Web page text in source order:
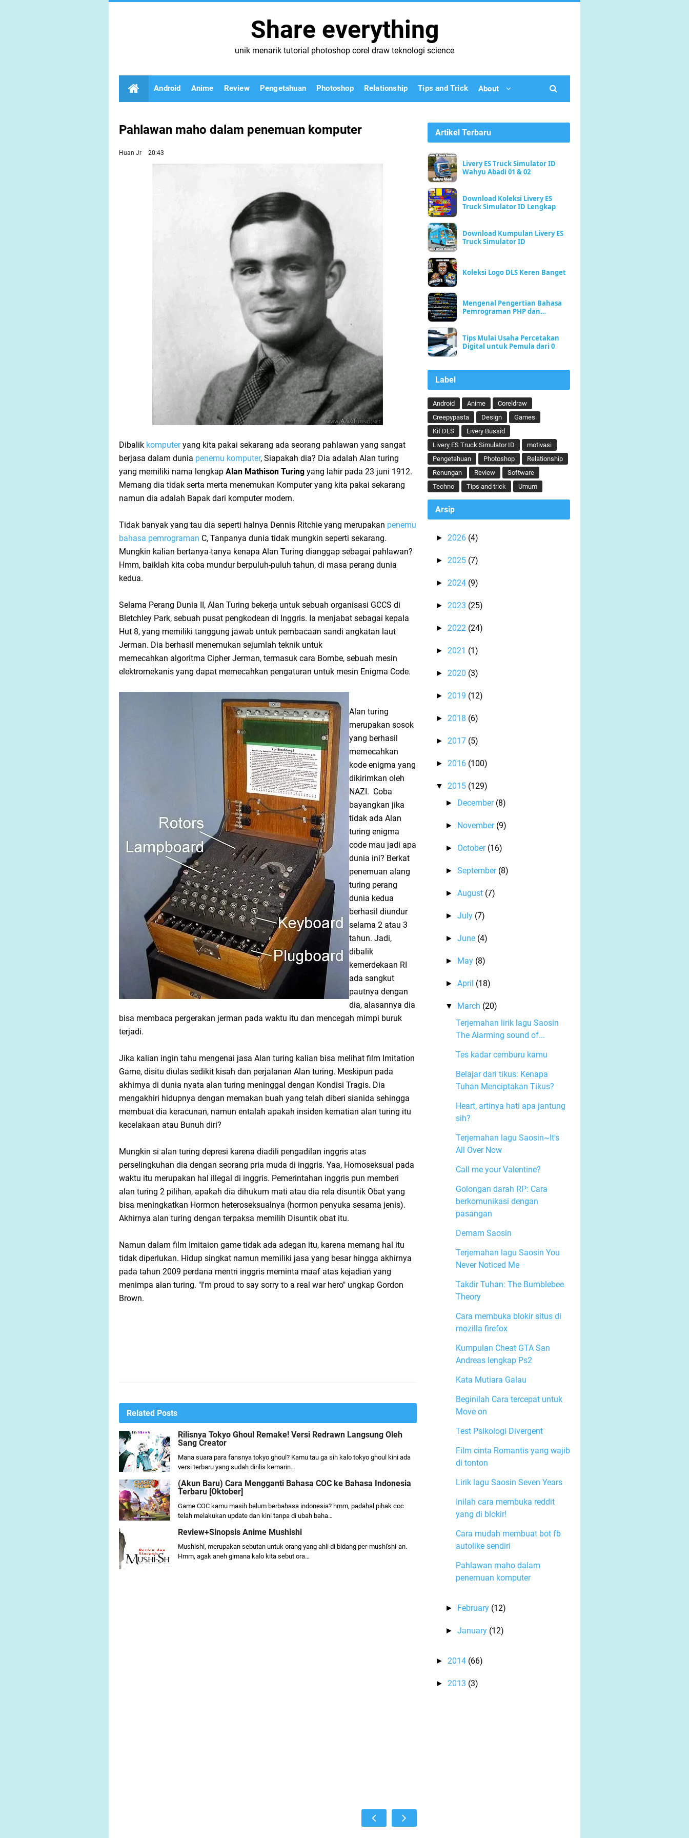
Share everything
unik menarik tutorial photoshop corel draw teknologi science
Android Anime Review Pengetahuan Photoshop Relationship Tips and Trick About
Pahlawan maho dalam penemuan komputer
Huan Jr 20:43
Dibalik komputeryang kita pakai sekarang ada seorang pahlawan yang sangat
berjasa dalam dunia penemu komputer, Siapakah dia? Dia adalah Alan turing
yang memiliki nama lengkap Alan Mathison Turing yang lahir pada 23 juni 1912.
Memang dia tidak serta merta menemukan Komputer yang kita pakai sekarang
namun dia adalah Bapak dari komputer modern.
Tidak banyak yang tau dia seperti halnya Dennis Ritchie yang merupakan penemu
bahasa pemrograman C, Tanpanya dunia tidak mungkin seperti sekarang.
Mungkin kalian bertanya-tanya kenapa Alan Turing dianggap sebagai pahlawan?
Hmm, baiklah kita coba mundur berpuluh-puluh tahun, di masa perang dunia
kedua.
Selama Perang Dunia II, Alan Turing bekerja untuk sebuah organisasi GCCS di
Bletchley Park, sebuah pusat pengkodean di Inggris. Ia menjabat sebagai kepala
Hut 8, yang memiliki tanggung jawab untuk pembacaan sandi angkatan laut
Jerman. Dia berhasil menemukan sejumlah teknik untuk
memecahkan algoritma Cipher Jerman, termasuk cara Bombe, sebuah mesin
elektromekanis yang dapat memecahkan pengaturan untuk mesin Enigma Code.
Alan turing
merupakan sosok
yang berhasil
memecahkan
kode enigma yang
dikirimkan oleh
NAZI. Coba
bayangkan jika
tidak ada Alan
turing enigma
code mau jadi apa
dunia ini? Berkat
penemuan alang
turing perang
dunia kedua
berhasil diundur
selama 2 atau 3
tahun. Jadi,
dibalik
kemerdekaan RI
ada sangkut
pautnya dengan
dia, alasannya dia
bisa membaca pergerakan jerman pada waktu itu dan mencegah mimpi buruk
terjadi.
Jika kalian ingin tahu mengenai jasa Alan turing kalian bisa melihat film Imitation
Game, disitu diulas sedikit kisah dan perjalanan Alan turing. Meskipun pada
akhirnya di dunia nyata alan turing meninggal dengan Kondisi Tragis. Dia
mengakhiri hidupnya dengan memakan buah yang telah diberi sianida sehingga
membuat dia keracunan, namun entalah apakah insiden kematian alan turing itu
kecelakaan atau Bunuh diri?
Mungkin si alan turing depresi karena diadili pengadilan inggris atas
perselingkuhan dia dengan seorang pria muda di inggris. Yaa, Homoseksual pada
waktu itu merupakan hal illegal di inggris. Pemerintahan inggris pun memberi
alan turing 2 pilihan, apakah dia dihukum mati atau dia rela disuntik Obat yang
bisa meningkatkan Hormon heteroseksualnya (hormon penyuka sesama jenis).
Akhirnya alan turing dengan terpaksa memilih Disuntik obat itu.
Namun dalam film Imitaion game tidak ada adegan itu, karena memang hal itu
tidak diperlukan. Hidup singkat namun memiliki jasa yang besar hingga akhirnya
pada tahun 2009 perdana mentri inggris meminta maaf atas kejadian yang
menimpa alan turing. "I'm proud to say sorry to a real war hero" ungkap Gordon
Brown.
Related Posts
Rilisnya Tokyo Ghoul Remake! Versi Redrawn Langsung Oleh
Sang Creator
Mana suara para fansnya tokyo ghoul? Kamu tau ga sih kalo tokyo ghoul kini ada
versi terbaru yang sudah dirilis kemarin…
(Akun Baru) Cara Mengganti Bahasa COC ke Bahasa Indonesia
Terbaru [Oktober]
Game COC kamu masih belum berbahasa indonesia? hmm, padahal pihak coc
telah melakukan update dan kini tanpa di ubah baha…
Review+Sinopsis Anime Mushishi
Mushishi, merupakan sebutan untuk orang yang ahli di bidang per-mushi'shi-an.
Hmm, agak aneh gimana kalo kita sebut ora…
Artikel Terbaru
Livery ES Truck Simulator ID
Wahyu Abadi 01 & 02
Download Koleksi Livery ES
Truck Simulator ID Lengkap
Download Kumpulan Livery ES
Truck Simulator ID
Koleksi Logo DLS Keren Banget
Mengenal Pengertian Bahasa
Pemrograman PHP dan
Tips Mulai Usaha Percetakan
Digital untuk Pemula dari 0
Label
Android Anime
Coreldraw
Creepypasta
Design
Games
Kit DLS
Livery Bussid
Livery ES Truck Simulator ID
motivasi
Pengetahuan
Photoshop
Relationship
Renungan
Review
Software
Techno
Tips and trick Umum
Arsip
► 2026 (4)
► 2025 (7)
► 2024 (9)
► 2023 (25)
► 2022 (24)
► 2021 (1)
► 2020 (3)
► 2019 (12)
► 2018 (6)
► 2017 (5)
► 2016 (100)
▼ 2015 (129)
► December (8)
► November (9)
► October (16)
►September (8)
►August (7)
►July (7)
►June (4)
► May (8)
►April (18)
▼ March (20)
Terjemahan lirik lagu Saosin
The Alarming sound of...
Tes kadar cemburu kamu
Belajar dari tikus: Kenapa
Tuhan Menciptakan Tikus?
Heart, artinya hati apa jantung
sih?
Terjemahan lagu Saosin~It's
All Over Now
Call me your Valentine?
Golongan darah RP: Cara
berkomunikasi dengan
pasangan
Demam Saosin
Terjemahan lagu Saosin You
Never Noticed Me
Takdir Tuhan: The Bumblebee
Theory
Cara membuka blokir situs di
mozilla firefox
Kumpulan Cheat GTA San
Andreas lengkap Ps2
Kata Mutiara Galau
Beginilah Cara tercepat untuk
Move on
Test Psikologi Divergent
Film cinta Romantis yang wajib
di tonton
Lirik lagu Saosin Seven Years
Inilah cara membuka reddit
yang di blokir!
Cara mudah membuat bot fb
autolike sendiri
Pahlawan maho dalam
penemuan komputer
► February (12)
►January (12)
► 2014 (66)
► 2013 (3)